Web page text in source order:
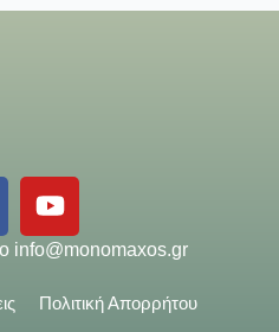
info@monomaxos.gr
Πολιτική Απορρήτου